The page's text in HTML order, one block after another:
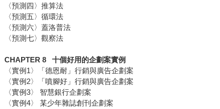
〈預測四〉推算法
〈預測五〉循環法
〈預測六〉蓋洛普法
〈預測七〉觀察法
CHAPTER 8 十個好用的企劃案實例
〈實例1〉「德恩耐」行銷與廣告企劃案
〈實例2〉「噴腳好」行銷與廣告企劃案
〈實例3〉 智慧銀行企劃案
〈實例4〉 某少年雜誌創刊企劃案